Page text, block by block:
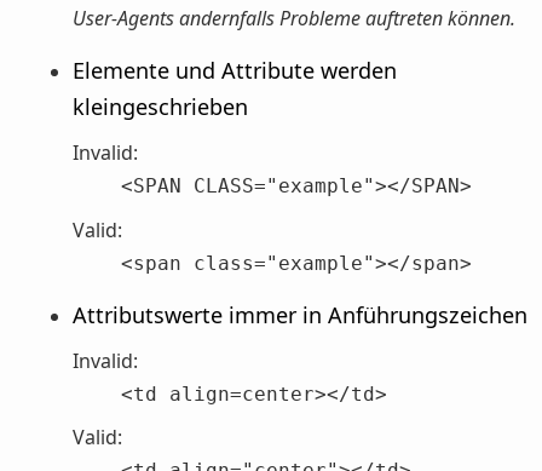
User-Agents andernfalls Probleme auftreten können.
Elemente und Attribute werden
kleingeschrieben
Invalid:
<SPAN CLASS="example"></SPAN>
Valid:
<span class="example"></span>
Attributswerte immer in Anführungszeichen
Invalid:
<td align=center></td>
Valid: